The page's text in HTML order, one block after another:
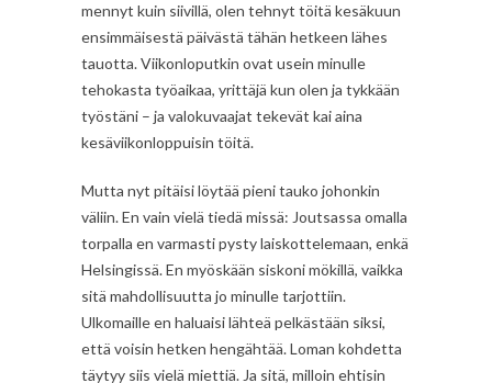
mennyt kuin siivillä, olen tehnyt töitä kesäkuun
ensimmäisestä päivästä tähän hetkeen lähes
tauotta. Viikonloputkin ovat usein minulle
tehokasta työaikaa, yrittäjä kun olen ja tykkään
työstäni – ja valokuvaajat tekevät kai aina
kesäviikonloppuisin töitä.
Mutta nyt pitäisi löytää pieni tauko johonkin
väliin. En vain vielä tiedä missä: Joutsassa omalla
torpalla en varmasti pysty laiskottelemaan, enkä
Helsingissä. En myöskään siskoni mökillä, vaikka
sitä mahdollisuutta jo minulle tarjottiin.
Ulkomaille en haluaisi lähteä pelkästään siksi,
että voisin hetken hengähtää. Loman kohdetta
täytyy siis vielä miettiä. Ja sitä, milloin ehtisin